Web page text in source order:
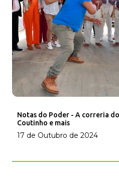
Notas do Poder - A correria
Coutinho e mais
17 de Outubro de 2024